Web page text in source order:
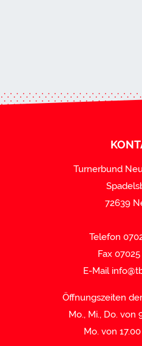
Turnerbund
72639
Telefon
Fax
E-Mail
Öffnungszeiten
Mo., Mi., Do. von
Mo. von